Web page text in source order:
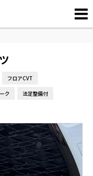
フロアCVT
ク
法定整備付